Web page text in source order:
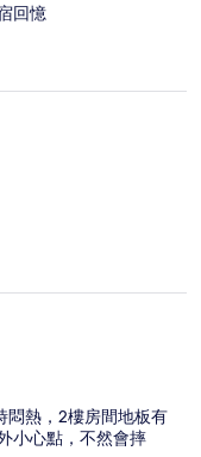
回憶
悶熱，2樓房間地板有
小心點，不然會摔